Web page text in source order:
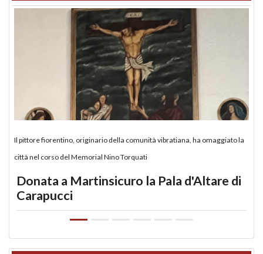
Il pittore fiorentino, originario della comunità vibratiana, ha omaggiato la
città nel corso del Memorial Nino Torquati
Donata a Martinsicuro la Pala d'Altare di
Carapucci